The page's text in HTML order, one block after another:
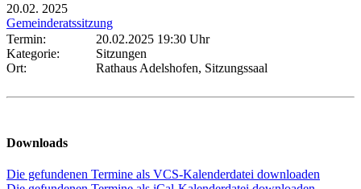
20.02. 2025
Gemeinderatssitzung
Termin:
20.02.2025 19:30 Uhr
Kategorie:
Sitzungen
Ort:
Rathaus Adelshofen, Sitzungssaal
Downloads
Die gefundenen Termine als VCS-Kalenderdatei downloaden